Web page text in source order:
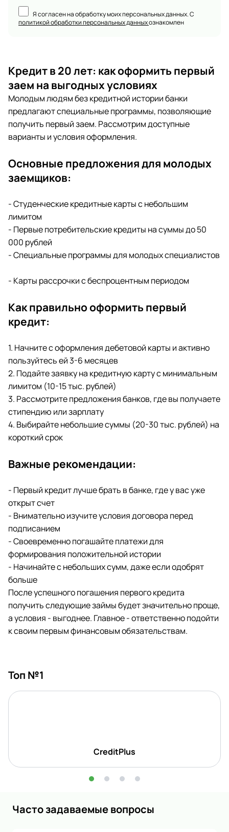
Я согласен на обработку моих персональных данных. С
политикой обработки персональных данныхознакомлен
Кредит в 20 лет: как оформить первый
заем на выгодных условиях
Молодым людям без кредитной истории банки
предлагают специальные программы, позволяющие
получить первый заем. Рассмотрим доступные
варианты и условия оформления.
Основные предложения для молодых
заемщиков:
- Студенческие кредитные карты с небольшим
лимитом
- Первые потребительские кредиты на суммы до 50
000 рублей
- Специальные программы для молодых специалистов
- Карты рассрочки с беспроцентным периодом
Как правильно оформить первый
кредит:
1. Начните с оформления дебетовой карты и активно
пользуйтесь ей 3-6 месяцев
2. Подайте заявку на кредитную карту с минимальным
лимитом (10-15 тыс. рублей)
3. Рассмотрите предложения банков, где вы получаете
стипендию или зарплату
4. Выбирайте небольшие суммы (20-30 тыс. рублей) на
короткий срок
Важные рекомендации:
- Первый кредит лучше брать в банке, где у вас уже
открыт счет
- Внимательно изучите условия договора перед
подписанием
- Своевременно погашайте платежи для
формирования положительной истории
- Начинайте с небольших сумм, даже если одобрят
больше
После успешного погашения первого кредита
получить следующие займы будет значительно проще,
а условия - выгоднее. Главное - ответственно подойти
к своим первым финансовым обязательствам.
Топ №1
CreditPlus
Часто задаваемые вопросы